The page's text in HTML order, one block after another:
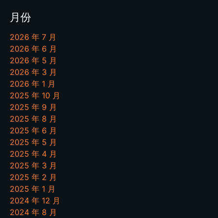
月份
2026 年 7 月
2026 年 6 月
2026 年 5 月
2026 年 3 月
2026 年 1 月
2025 年 10 月
2025 年 9 月
2025 年 8 月
2025 年 6 月
2025 年 5 月
2025 年 4 月
2025 年 3 月
2025 年 2 月
2025 年 1 月
2024 年 12 月
2024 年 8 月